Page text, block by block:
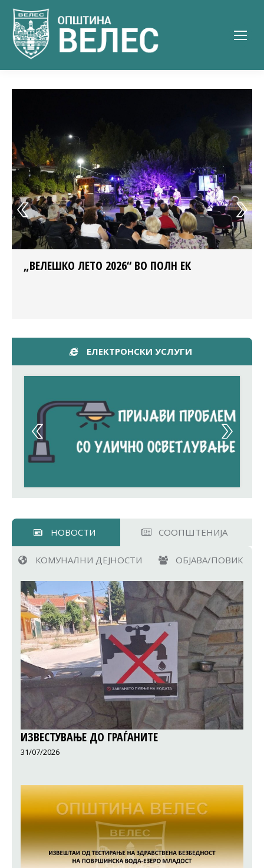
„ВЕЛЕШКО ЛЕТО 2026“ ВО ПОЛН ЕК
ЕЛЕКТРОНСКИ УСЛУГИ
НОВОСТИ СООПШТЕНИЈА
КОМУНАЛНИ ДЕЈНОСТИ ОБЈАВА/ПОВИК
ИЗВЕСТУВАЊЕ ДО ГРАЃАНИТЕ
31/07/2026